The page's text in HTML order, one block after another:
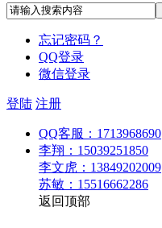
忘记密码？
QQ登录
微信登录
登陆 注册
QQ客服：1713968690
李翔：15039251850
李文虎：13849202009
苏敏：15516662286
返回顶部